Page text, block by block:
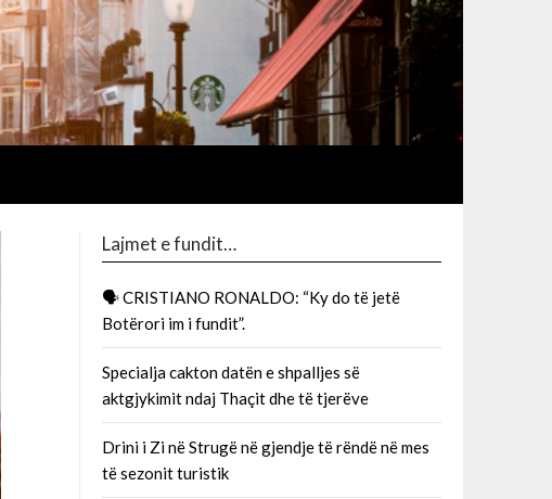
Lajmet e fundit…
🗣 CRISTIANO RONALDO: “Ky do të jetë
Botërori im i fundit”.
Specialja cakton datën e shpalljes së
aktgjykimit ndaj Thaçit dhe të tjerëve
Drini i Zi në Strugë në gjendje të rëndë në mes
të sezonit turistik